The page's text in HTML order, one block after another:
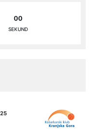
00
SEKUND